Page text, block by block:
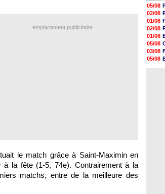
emplacement publicitaire
le match grâce à Saint-Maximin en
à la fête (1-5, 74e). Contrairement à la
matchs, entre de la meilleure des
15h46
15h41
15h20
14h55
14h38
05/08
02/08
01/08
02/08
01/08
05/08
03/08
05/08